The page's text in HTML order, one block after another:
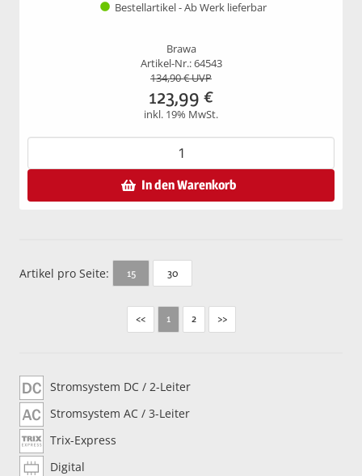
Bestellartikel - Ab Werk lieferbar
Brawa
Artikel-Nr.: 64543
134,90€ UVP
123,99 €
inkl. 19% MwSt.
In den Warenkorb
Artikel pro Seite: 15 30
<< 1 2 >>
Stromsystem DC / 2-Leiter
Stromsystem AC / 3-Leiter
Trix-Express
Digital